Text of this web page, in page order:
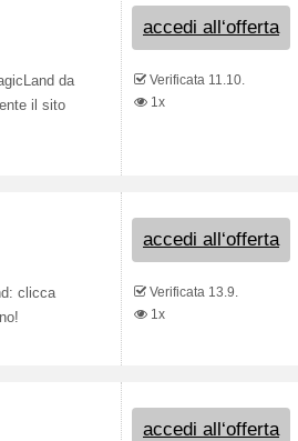
da
il sito
accedi all‘offerta
Verificata 11.10.
1x
clicca
accedi all‘offerta
Verificata 13.9.
1x
accedi all‘offerta